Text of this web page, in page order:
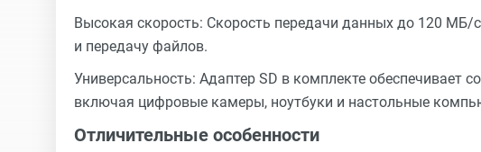
Высокая скорость: Скорость передачи данных до 120 МБ/
и передачу файлов.
Универсальность: Адаптер SD в комплекте обеспечивает
включая цифровые камеры, ноутбуки и настольные
Отличительные особенности